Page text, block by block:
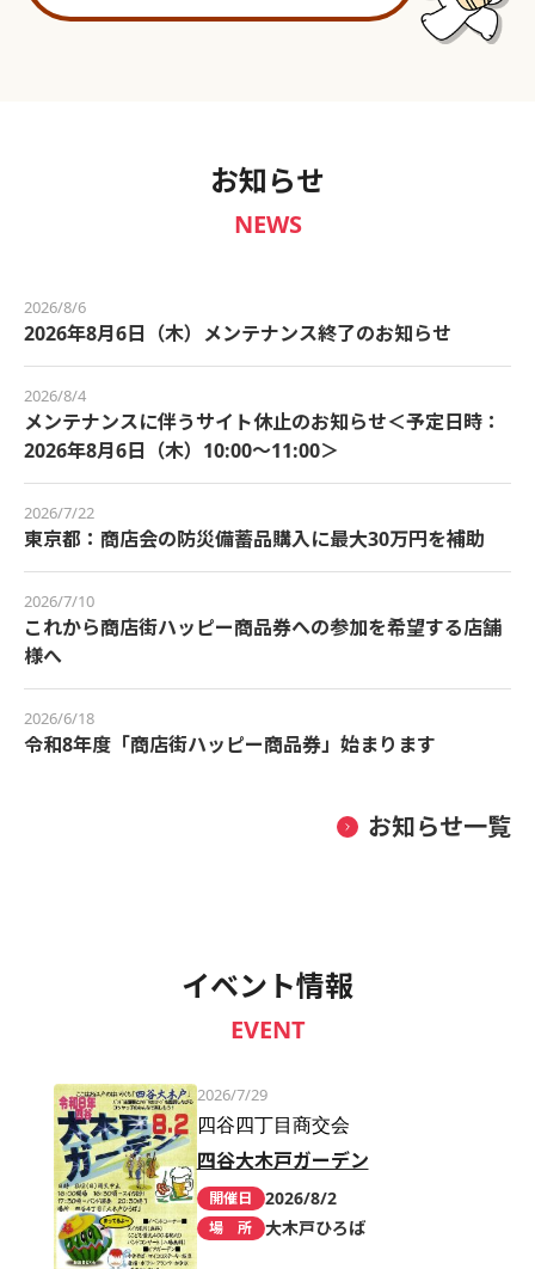
お知らせ
NEWS
2026/8/6
2026年8月6日（木）メンテナンス終了のお知らせ
2026/8/4
メンテナンスに伴うサイト休止のお知らせ＜予定日時：
2026年8月6日（木）10:00～11:00＞
2026/7/22
東京都：商店会の防災備蓄品購入に最大30万円を補助
2026/7/10
これから商店街ハッピー商品券への参加を希望する店舗
様へ
2026/6/18
令和8年度「商店街ハッピー商品券」始まります
お知らせ一覧
イベント情報
EVENT
2026/7/29
四谷四丁目商交会
四谷大木戸ガーデン
開催日 2026/8/2
場 所 大木戸ひろば